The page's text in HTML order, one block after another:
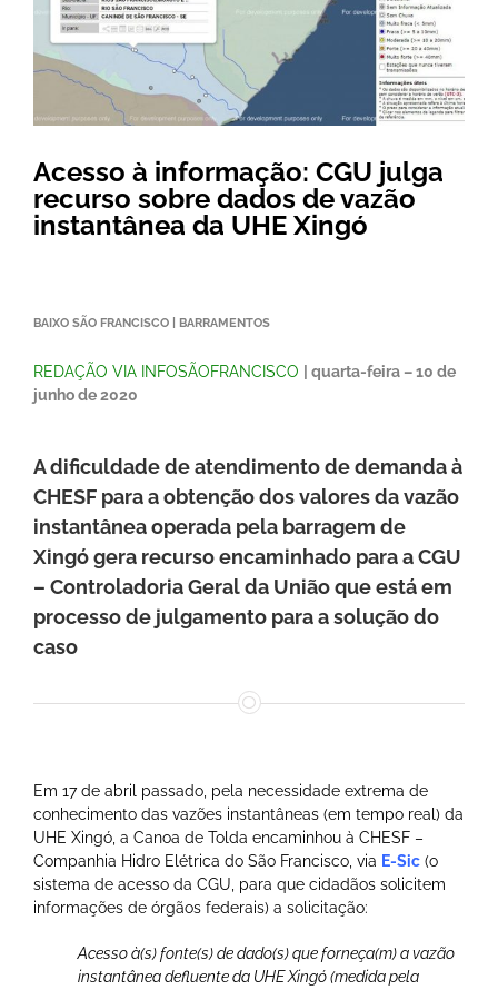
Acesso à informação: CGU julga
recurso sobre dados de vazão
instantânea da UHE Xingó
BAIXO SÃO FRANCISCO | BARRAMENTOS
REDAÇÃO VIA INFOSÃOFRANCISCO
| quarta-feira – 10 de
junho de 2020
A dificuldade de atendimento de demanda à
CHESF para a obtenção dos valores da vazão
instantânea operada pela barragem de
Xingó gera recurso encaminhado para a CGU
– Controladoria Geral da União que está em
processo de julgamento para a solução do
caso
Em 17 de abril passado, pela necessidade extrema de
conhecimento das vazões instantâneas (em tempo real) da
UHE Xingó, a Canoa de Tolda encaminhou à CHESF –
Companhia Hidro Elétrica do São Francisco, via E-Sic (o
sistema de acesso da CGU, para que cidadãos solicitem
informações de órgãos federais) a solicitação:
Acesso à(s) fonte(s) de dado(s) que forneça(m) a vazão
instantânea defluente da UHE Xingó (medida pela